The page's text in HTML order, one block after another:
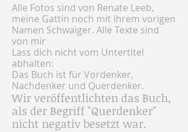
Alle Fotos sind von Renate Leeb,
meine Gattin noch mit ihrem vorigen
Namen Schwaiger. Alle Texte sind
von mir
Lass dich nicht vom Untertitel
abhalten:
Das Buch ist für Vordenker,
Nachdenker und Querdenker.
Wir veröffentlichten das Buch,
als der Begriff "Querdenker"
nicht negativ besetzt war.